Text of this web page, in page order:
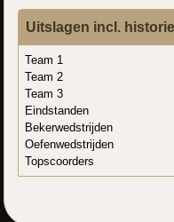
Uitslagen incl. historie
Team 1
Team 2
Team 3
Eindstanden
Bekerwedstrijden
Oefenwedstrijden
Topscoorders